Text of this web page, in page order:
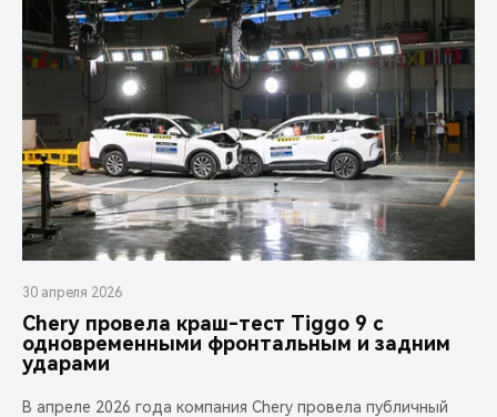
CHERY ДЛЯ ДЕТЕЙ
30 апреля 2026
Chery провела краш-тест Tiggo 9 с
одновременными фронтальным и задним
ударами
В апреле 2026 года компания Chery провела публичный